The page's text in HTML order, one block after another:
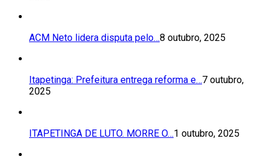
ACM Neto lidera disputa pelo…8 outubro, 2025
Itapetinga: Prefeitura entrega reforma e…7 outubro,
2025
ITAPETINGA DE LUTO. MORRE O…1 outubro, 2025